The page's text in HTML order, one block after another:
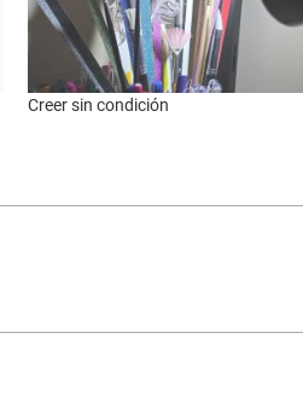
Creer sin condición